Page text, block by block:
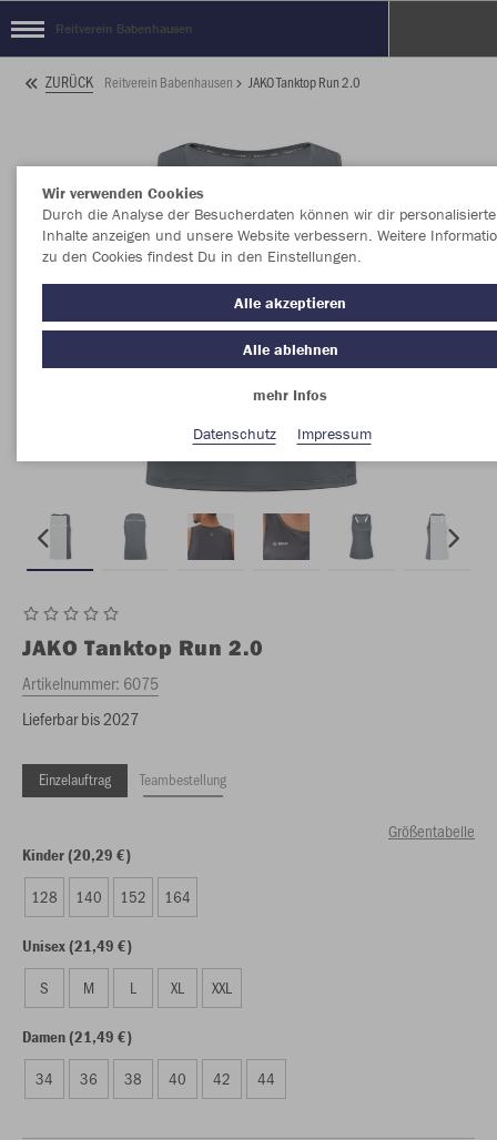
Reitverein Babenhausen
ZURÜCK Reitverein Babenhausen JAKO Tanktop Run 2.0
JAKO Tanktop Run 2.0
Artikelnummer: 6075
Lieferbar bis 2027
Einzelauftrag Teambestellung
Größentabelle
Kinder (20,29 €)
128 140 152 164
Unisex (21,49 €)
S M L XL XXL
Damen (21,49 €)
34 36 38 40 42 44
Wir verwenden Cookies
Durch die Analyse der Besucherdaten können wir dir personalisierte
Inhalte anzeigen und unsere Website verbessern. Weitere
zu den Cookies findest Du in den Einstellungen.
Alle akzeptieren
Alle ablehnen
mehr Infos
Datenschutz
Impressum